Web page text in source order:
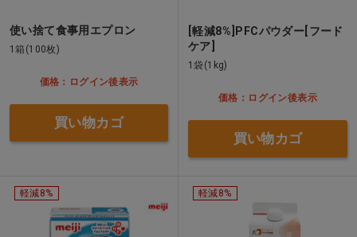
使い捨て食事用エプロン
1箱(100枚)
価格：ログイン後表示
買い物カゴ
[軽減8%]PFCパウダー[フード
ケア]
1袋(1kg)
価格：ログイン後表示
買い物カゴ
軽減8% 軽減8%